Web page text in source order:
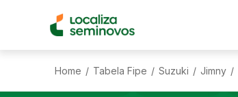
Home / Tabela Fipe / Suzuki / Jimny /